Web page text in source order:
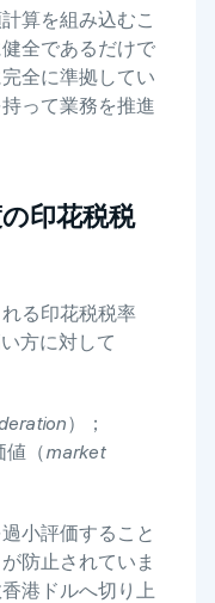
算を組み込むこ
全であるだけで
全に準拠してい
って業務を推進
印花税税
る印花税税率
方に対して
）；
値（market
小評価すること
防止されていま
港ドルへ切り上